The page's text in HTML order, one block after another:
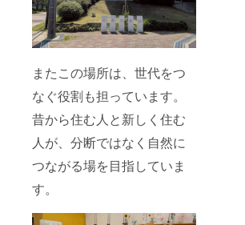
またこの場所は、世代をつ
なぐ役割も担っています。
昔から住む人と新しく住む
人が、分断ではなく自然に
つながる場を目指していま
す。